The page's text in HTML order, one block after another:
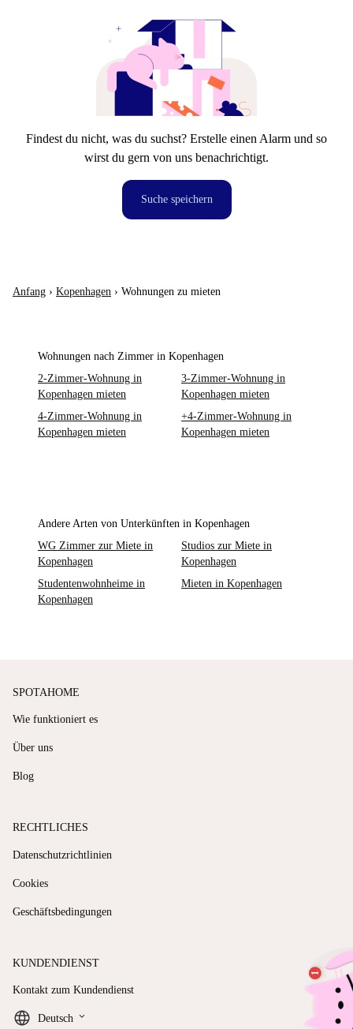
Findest du nicht, was du suchst? Erstelle einen Alarm und so
wirst du gern von uns benachrichtigt.
Suche speichern
Anfang › Kopenhagen › Wohnungen zu mieten
Wohnungen nach Zimmer in Kopenhagen
2-Zimmer-Wohnung in
Kopenhagen mieten
3-Zimmer-Wohnung in
Kopenhagen mieten
4-Zimmer-Wohnung in
Kopenhagen mieten
+4-Zimmer-Wohnung in
Kopenhagen mieten
Andere Arten von Unterkünften in Kopenhagen
WG Zimmer zur Miete in
Kopenhagen
Studios zur Miete in
Kopenhagen
Studentenwohnheime in
Kopenhagen
Mieten in Kopenhagen
SPOTAHOME
Wie funktioniert es
Über uns
Blog
RECHTLICHES
Datenschutzrichtlinien
Cookies
Geschäftsbedingungen
KUNDENDIENST
Kontakt zum Kundendienst
Deutsch keyboard_arrow_down